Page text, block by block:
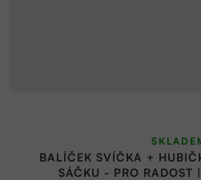
BALÍČEK SVÍČKA +
SÁČKU - PRO RADOST